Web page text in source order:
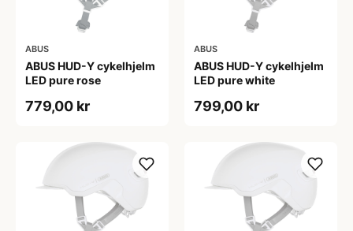
ABUS
ABUS HUD-Y cykelhjelm
LED pure rose
779,00 kr
ABUS
ABUS HUD-Y cykelhjelm
LED pure white
799,00 kr